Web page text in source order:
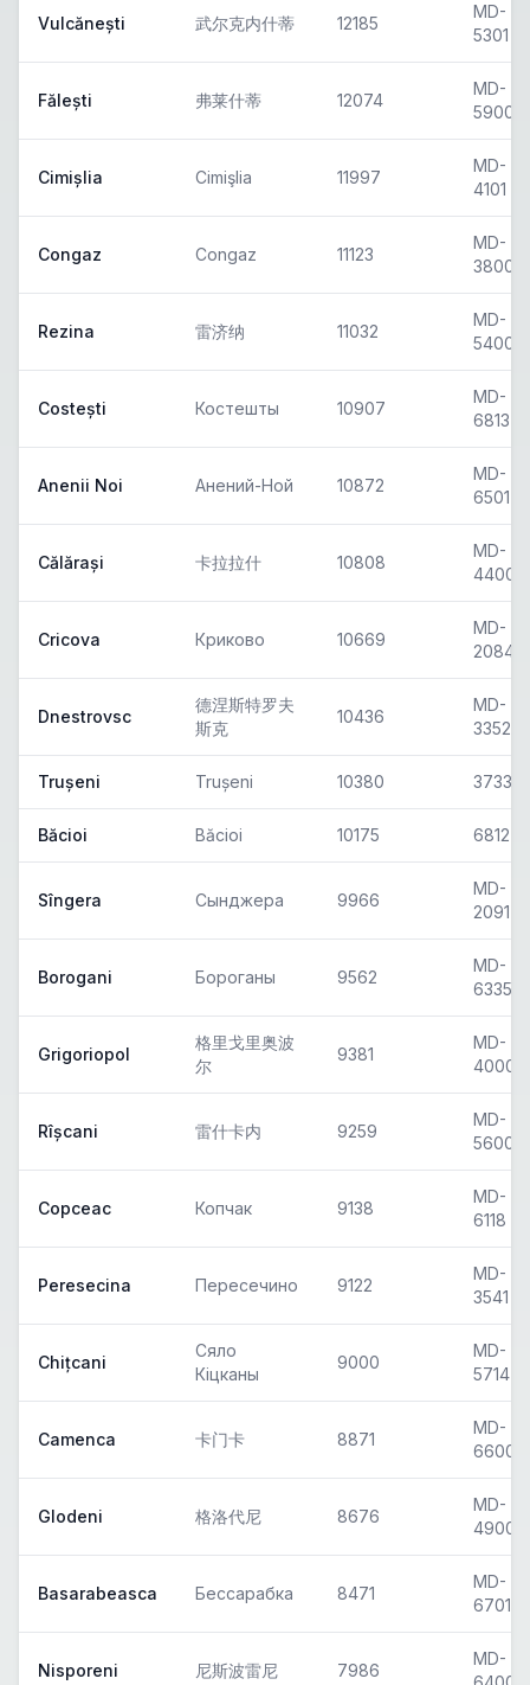
Vulcănești 武尔克内什蒂 12185
MD-
5301
Fălești 弗莱什蒂 12074
MD-
5900
Cimișlia Cimişlia 11997
MD-
4101
Congaz Congaz 11123
MD-
3800
Rezina 雷济纳 11032
MD-
5400
Costești Костешты 10907
MD-
6813
Anenii Noi Анений-Ной 10872
MD-
6501
Călărași 卡拉拉什 10808
MD-
4400
Cricova Криково 10669
MD-
2084
Dnestrovsc
德涅斯特罗夫
斯克
10436
MD-
3352
Trușeni Trușeni 10380 3733
Băcioi Băcioi 10175 6812
Sîngera Сынджера 9966
MD-
2091
Borogani Бороганы 9562
MD-
6335
Grigoriopol
格里戈里奥波
尔
9381
MD-
4000
Rîșcani 雷什卡内 9259
MD-
5600
Copceac Копчак 9138
MD-
6118
Peresecina Пересечино 9122
MD-
3541
Chițcani
Сяло
Кіцканы
9000
MD-
5714
Camenca 卡门卡 8871
MD-
6600
Glodeni 格洛代尼 8676
MD-
4900
Basarabeasca Бессарабка 8471
MD-
6701
Nisporeni 尼斯波雷尼 7986
MD-